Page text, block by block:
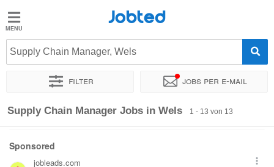
Jobted
Jobs
Jobted
Supply Chain Manager, Wels
Filter Jobs per e-mail
Sortieren nach Genauer Standort Unternehmen
Supply Chain Manager Jobs in Wels 1 - 13 von 13